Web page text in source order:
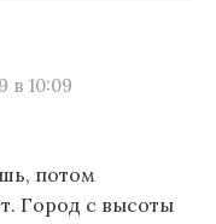
в 10:09
потом
Город с высоты